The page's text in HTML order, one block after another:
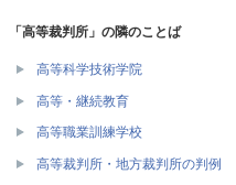
「高等裁判所」の隣のことば
高等科学技術学院
高等・継続教育
高等職業訓練学校
高等裁判所・地方裁判所の判例